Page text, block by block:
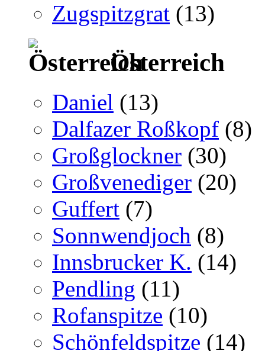
Zugspitzgrat (13)
Österreich
Daniel (13)
Dalfazer Roßkopf (8)
Großglockner (30)
Großvenediger (20)
Guffert (7)
Sonnwendjoch (8)
Innsbrucker K. (14)
Pendling (11)
Rofanspitze (10)
Schönfeldspitze (14)